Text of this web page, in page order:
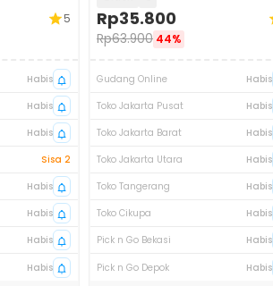
5
Habis
Habis
Habis
Sisa 2
Habis
Habis
Habis
Habis
Rp35.800
Rp63.900 44%
Gudang Online
Habis
Toko Jakarta Pusat
Habis
Toko Jakarta Barat
Habis
Toko Jakarta Utara
Habis
Toko Tangerang
Habis
Toko Cikupa
Habis
Pick n Go Bekasi
Habis
Pick n Go Depok
Habis